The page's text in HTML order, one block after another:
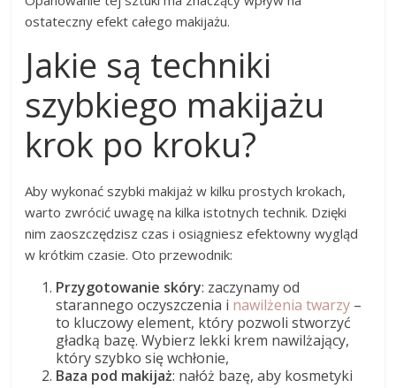
ostateczny efekt całego makijażu.
Jakie są techniki
szybkiego makijażu
krok po kroku?
Aby wykonać szybki makijaż w kilku prostych krokach,
warto zwrócić uwagę na kilka istotnych technik. Dzięki
nim zaoszczędzisz czas i osiągniesz efektowny wygląd
w krótkim czasie. Oto przewodnik:
Przygotowanie skóry: zaczynamy od
starannego oczyszczenia i nawilżenia twarzy –
to kluczowy element, który pozwoli stworzyć
gładką bazę. Wybierz lekki krem nawilżający,
który szybko się wchłonie,
Baza pod makijaż: nałóż bazę, aby kosmetyki